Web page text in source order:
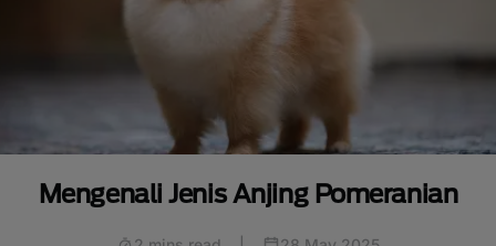
Mengenali Jenis Anjing Pomeranian